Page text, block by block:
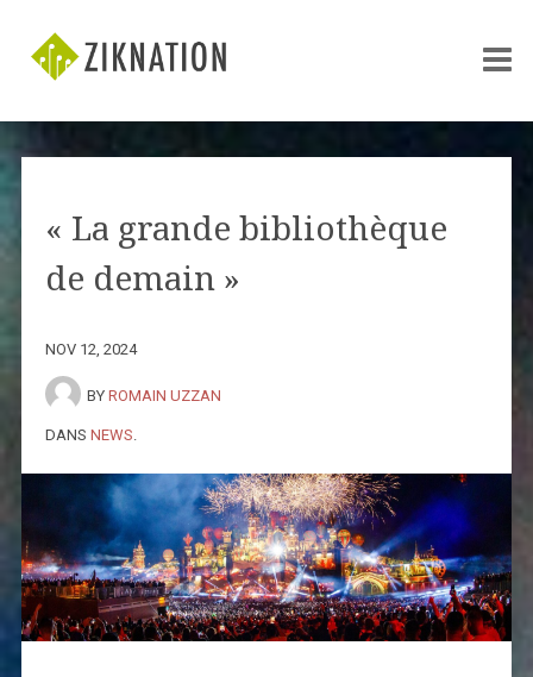
« La grande bibliothèque
de demain »
NOV 12, 2024
BY ROMAIN UZZAN
DANS NEWS